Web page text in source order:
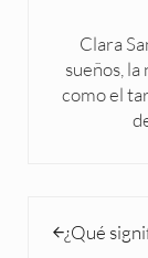
Clara
sueños,
como el
¿Qué